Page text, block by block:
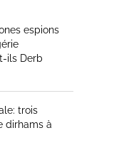
espions
ils Derb
trois
dirhams à